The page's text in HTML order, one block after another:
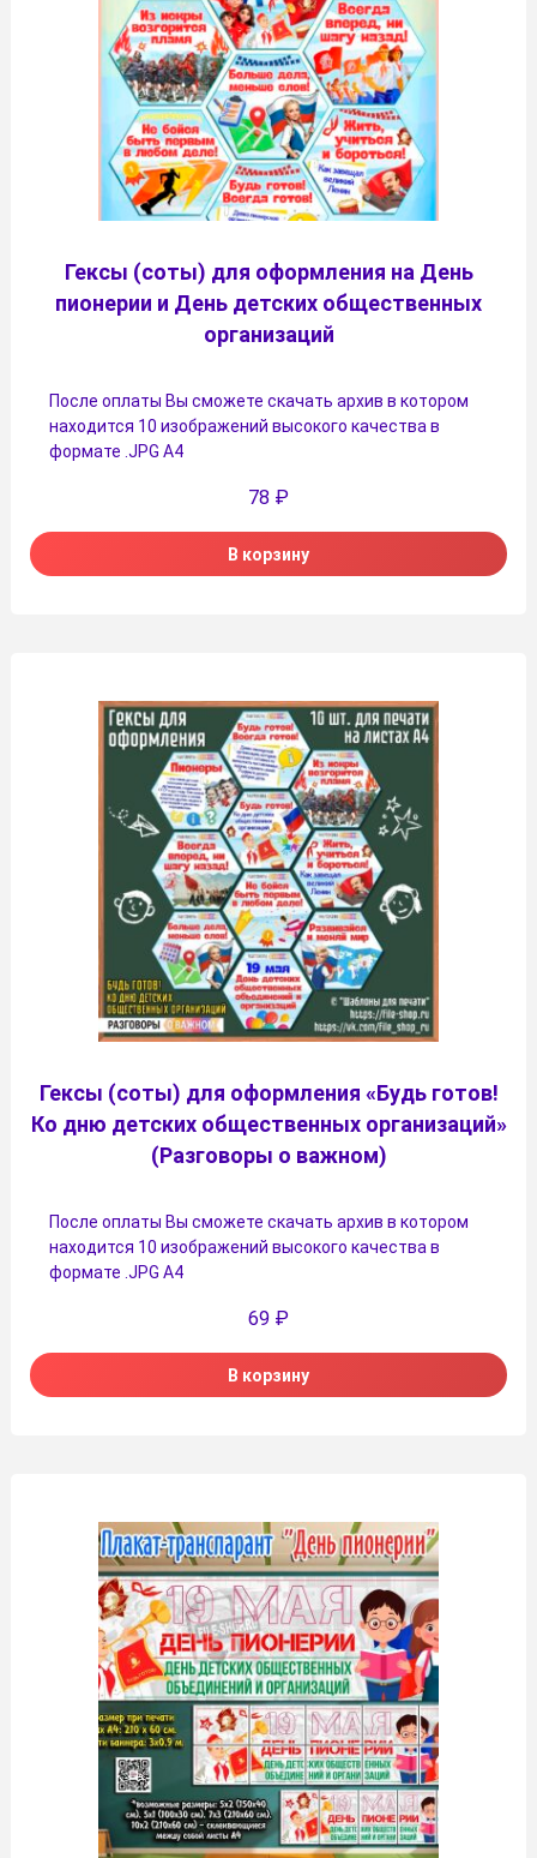
Гексы (соты) для оформления на День
пионерии и День детских общественных
организаций
После оплаты Вы сможете скачать архив в котором
находится 10 изображений высокого качества в
формате .JPG А4
78 ₽
В корзину
Гексы (соты) для оформления «Будь готов!
Ко дню детских общественных организаций»
(Разговоры о важном)
После оплаты Вы сможете скачать архив в котором
находится 10 изображений высокого качества в
формате .JPG А4
69 ₽
В корзину